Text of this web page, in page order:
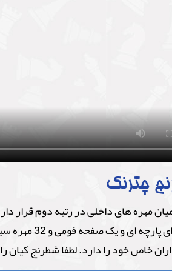
چترنگ
مهره های داخلی در رتبه دوم قرار
سیاه و سفید می باشد. صفحه و مهره چترنگ در مقایسه با
خاص خود را دارد. لطفا شطرنج